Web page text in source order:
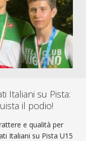
Italiani su Pista:
il podio!
e qualità per
Italiani su Pista U15